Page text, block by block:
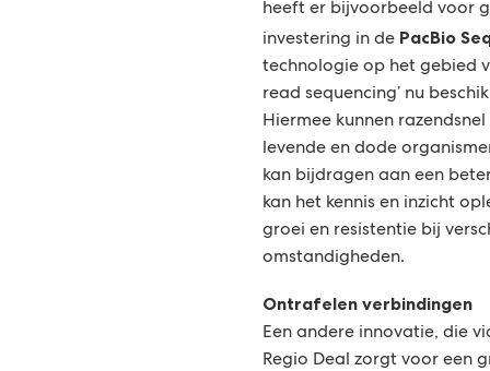
heeft er bijvoorbeeld voor
investering in de PacBio
technologie op het gebied
read sequencing’ nu
Hiermee kunnen
levende en dode
kan bijdragen aan een
kan het kennis en inzicht
groei en resistentie bij
omstandigheden.
Ontrafelen verbindingen
Een andere innovatie, die
Regio Deal zorgt voor een